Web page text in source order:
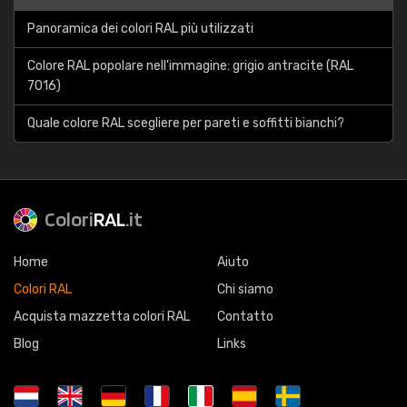
Panoramica dei colori RAL più utilizzati
Colore RAL popolare nell'immagine: grigio antracite (RAL
7016)
Quale colore RAL scegliere per pareti e soffitti bianchi?
ColoriRAL.it
Home
Colori RAL
Acquista mazzetta colori RAL
Blog
Aiuto
Chi siamo
Contatto
Links